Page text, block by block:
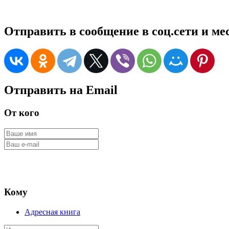
Отправить в сообщение в соц.сети и
Отправить на Email
От кого
Кому
Адресная книга